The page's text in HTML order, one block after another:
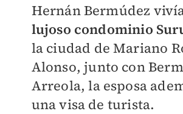
Hernán Bermúdez
lujoso condominio
la ciudad de Mariano
Alonso, junto con
Arreola, la esposa
una visa de turista.